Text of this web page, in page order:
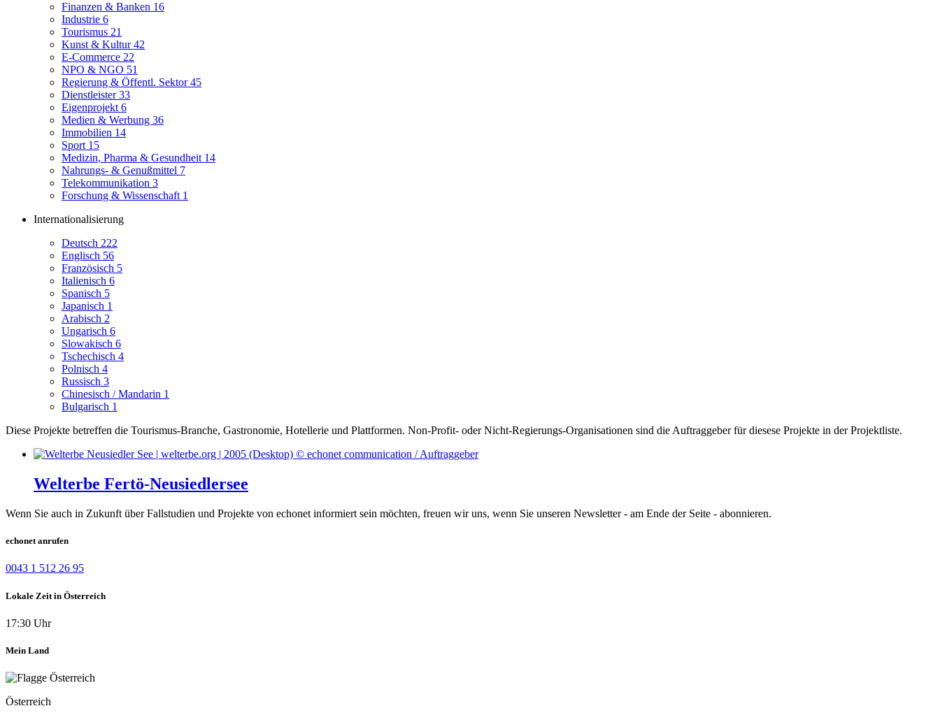
Finanzen & Banken 16
Industrie 6
Tourismus 21
Kunst & Kultur42
E-Commerce 22
NPO & NGO 51
Regierung & Öffentl. Sektor45
Dienstleister33
Eigenprojekt 6
Medien & Werbung 36
Immobilien 14
Sport 15
Medizin, Pharma & Gesundheit 14
Nahrungs- & Genußmittel 7
Telekommunikation 3
Forschung & Wissenschaft 1
Internationalisierung
Deutsch 222
Englisch 56
Französisch 5
Italienisch 6
Spanisch 5
Japanisch 1
Arabisch 2
Ungarisch 6
Slowakisch 6
Tschechisch 4
Polnisch 4
Russisch 3
Chinesisch / Mandarin 1
Bulgarisch 1
Diese Projekte betreffen die Tourismus-Branche, Gastronomie, Hotellerie und Plattformen. Non-Profit- oder Nicht-Regierungs-Organisationen sind die Auftraggeber für diesese Projekte in der Projektliste.
Welterbe Fertö-Neusiedlersee
Wenn Sie auch in Zukunft über Fallstudien und Projekte von echonet informiert sein möchten, freuen wir uns, wenn Sie unseren Newsletter - am Ende der Seite - abonnieren.
echonet anrufen
0043 1 512 26 95
Lokale Zeit in Österreich
17:30 Uhr
Mein Land
Österreich